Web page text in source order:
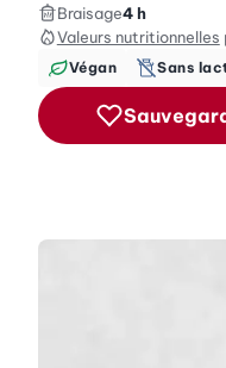
Braisage4 h
Valeurs nutritionnelles
Végan Sans